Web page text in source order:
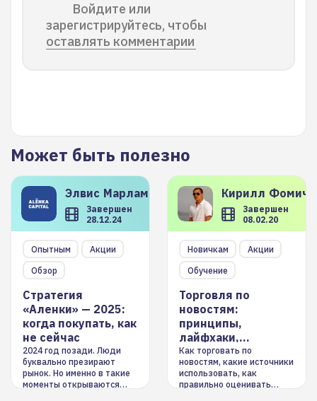
Войдите или
зарегистрируйтесь, чтобы
оставлять комментарии
Может быть полезно
Элвис Марламов
Завершен
28.12.24
Опытным
Акции
Обзор
Стратегия
«Аленки» — 2025:
когда покупать, как
не сейчас
2024 год позади. Люди
буквально презирают
рынок. Но именно в такие
моменты открываются
Кирилл
Завершен
08.02.20
Новичкам
Акции
Обучение
Торговля по
новостям:
принципы,
лайфхаки,
инструменты
Как торговать по
новостям, какие источники
использовать, как
правильно оценивать